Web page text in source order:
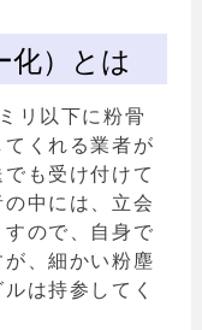
化）とは
リ以下に粉骨
くれる業者が
も受け付けて
中には、立会
ので、自身で
、細かい粉塵
は持参してく